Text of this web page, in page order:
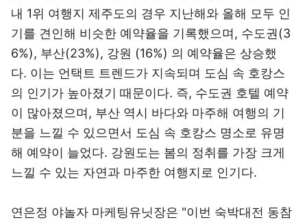
내 1위 여행지 제주도의 경우 지난해와 올해 모두 인
기를 견인해 비슷한 예약율을 기록했으며, 수도권(3
6%), 부산(23%), 강원 (16%) 의 예약율은 상승했
다. 이는 언택트 트렌드가 지속되며 도심 속 호캉스
의 인기가 높아졌기 때문이다. 즉, 수도권 호텔 예약
이 많아졌으며, 부산 역시 바다와 마주해 여행의 기
분을 느낄 수 있으면서 도심 속 호캉스 명소로 유명
해 예약이 늘었다. 강원도는 봄의 정취를 가장 크게
느낄 수 있는 자연과 마주한 여행지로 인기다.
연은정 야놀자 마케팅유닛장은 "이번 숙박대전 동참